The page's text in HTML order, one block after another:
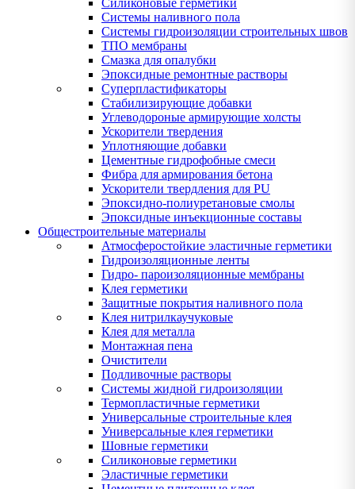
Системы наливного пола
Системы гидроизоляции строительных швов
ТПО мембраны
Смазка для опалубки
Эпоксидные ремонтные растворы
Суперпластификаторы
Стабилизирующие добавки
Углеводороные армирующие холсты
Ускорители твердения
Уплотняющие добавки
Цементные гидрофобные смеси
Фибра для армирования бетона
Ускорители твердления для PU
Эпоксидно-полиуретановые смолы
Эпоксидные инъекционные составы
Общестроительные материалы
Атмосферостойкие эластичные герметики
Гидроизоляционные ленты
Гидро- пароизоляционные мембраны
Клея герметики
Защитные покрытия наливного пола
Клея нитрилкаучуковые
Клея для металла
Монтажная пена
Очистители
Подливочные растворы
Системы жидной гидроизоляции
Термопластичные герметики
Универсальные строительные клея
Универсальные клея герметики
Шовные герметики
Силиконовые герметики
Эластичные герметики